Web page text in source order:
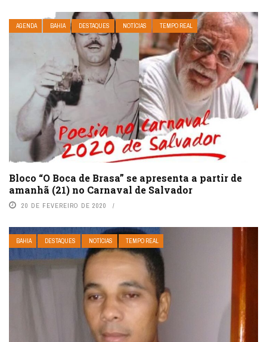
AGENDA BAHIA DESTAQUES NOTÍCIAS TEMPO REAL
Bloco “O Boca de Brasa” se apresenta a partir de
amanhã (21) no Carnaval de Salvador
20 DE FEVEREIRO DE 2020
BAHIA DESTAQUES NOTÍCIAS TEMPO REAL